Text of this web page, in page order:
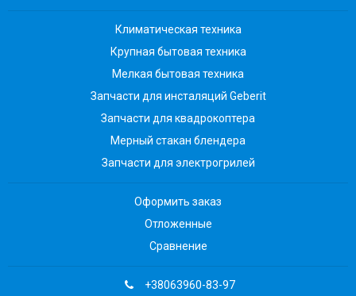
Климатическая техника
Крупная бытовая техника
Мелкая бытовая техника
Запчасти для инсталяций Geberit
Запчасти для квадрокоптера
Мерный стакан блендера
Запчасти для электрогрилей
Оформить заказ
Отложенные
Сравнение
+38063960-83-97